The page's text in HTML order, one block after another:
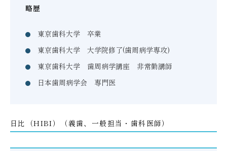
略歴
東京歯科大学 卒業
東京歯科大学 大学院修了(歯周病学専攻)
東京歯科大学 歯周病学講座 非常勤講師
日本歯周病学会 専門医
日比（HIBI）（義歯、一般担当・歯科医師）